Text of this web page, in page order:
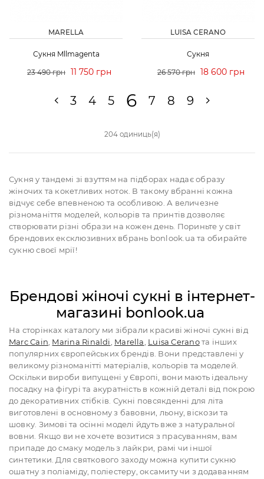
MARELLA
Сукня Mllmagenta
23 490 грн 11 750 грн
LUISA CERANO
Сукня
26 570 грн 18 600 грн
3 4 5 6 7 8 9
204 одиниць(я)
Сукня у тандемі зі взуттям на підборах надає образу
жіночих та кокетливих ноток. В такому вбранні кожна
відчує себе впевненою та особливою. А величезне
різноманіття моделей, кольорів та принтів дозволяє
створювати різні образи на кожен день. Пориньте у світ
брендових ексклюзивних вбрань bonlook.ua та обирайте
сукню своєї мрії!
Брендові жіночі сукні в інтернет-
магазині bonlook.ua
На сторінках каталогу ми зібрали красиві жіночі сукні від
Marc Cain Marina Rinaldi Marella Luisa Ceranoта інших
популярних європейських брендів. Вони представлені у
великому різноманітті матеріалів, кольорів та моделей.
Оскільки вироби випущені у Європі, вони мають ідеальну
посадку на фігурі та акуратність в кожній деталі від покрою
до декоративних стібків. Сукні повсякденні для літа
виготовлені в основному з бавовни, льону, віскози та
шовку. Зимові та осінні моделі йдуть вже з натуральної
вовни. Якщо ви не хочете возитися з прасуванням, вам
припаде до смаку модель з лайкри, рамі чи іншої
синтетики. Для святкового заходу можна купити сукню
ошатну з поліаміду, поліестеру, оксамиту чи з додаванням